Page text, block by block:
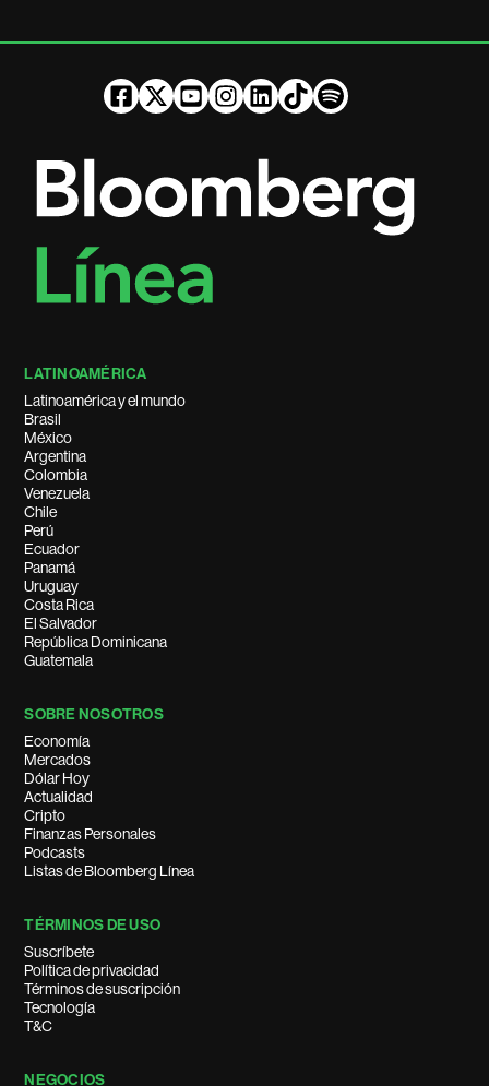
LATINOAMÉRICA
Latinoamérica y el mundo
Brasil
México
Argentina
Colombia
Venezuela
Chile
Perú
Ecuador
Panamá
Uruguay
Costa Rica
El Salvador
República Dominicana
Guatemala
SOBRE NOSOTROS
Economía
Mercados
Dólar Hoy
Actualidad
Cripto
Finanzas Personales
Podcasts
Listas de Bloomberg Línea
TÉRMINOS DE USO
Suscríbete
Política de privacidad
Términos de suscripción
Tecnología
T&C
NEGOCIOS